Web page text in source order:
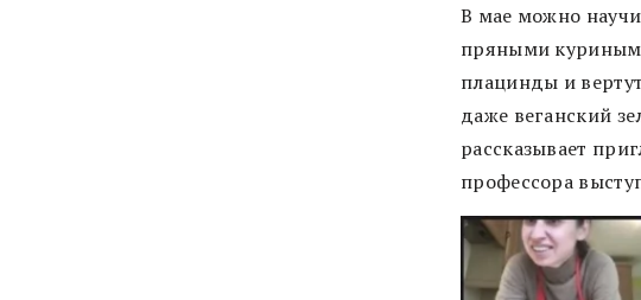
В мае можно
пряными
плацинды и
даже веганский
рассказывает
профессора